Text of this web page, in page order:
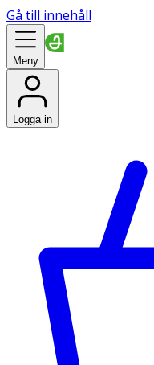
Gå till innehåll
Meny
Logga in